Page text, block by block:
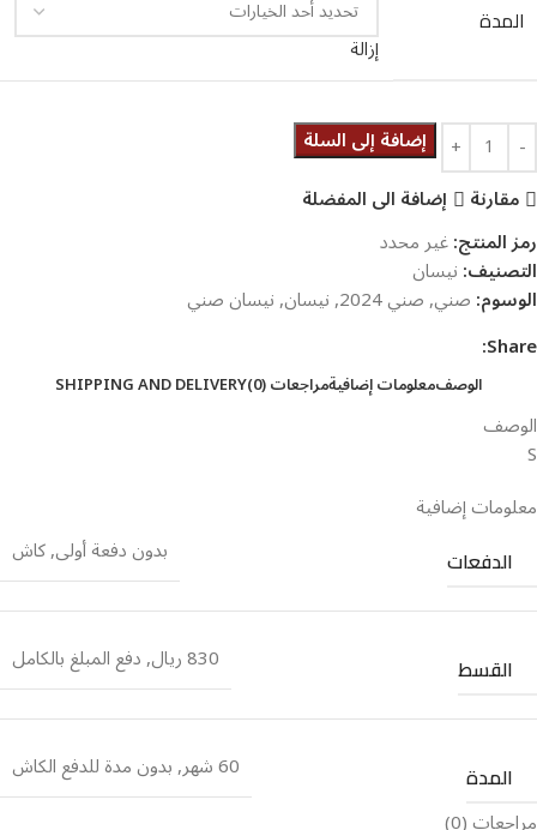
المدة
إزالة
إضافة إلى السلة
مقارنة
إضافة الى المفضلة
رمز المنتج:غير محدد
التصنيف:نيسان
الوسوم:صني,صني 2024 ,نيسان,نيسان صني
Share:
الوصفمعلومات إضافيةمراجعات (0) SHIPPING AND DELIVERY
الوصف
S
معلومات إضافية
الدفعات بدون دفعة أولى,كاش
القسط 830 ريال ,دفع المبلغ بالكامل
المدة 60 شهر ,بدون مدة للدفع الكاش